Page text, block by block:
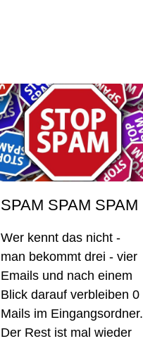
SPAM SPAM SPAM
Wer kennt das nicht -
man bekommt drei - vier
Emails und nach einem
Blick darauf verbleiben 0
Mails im Eingangsordner.
Der Rest ist mal wieder